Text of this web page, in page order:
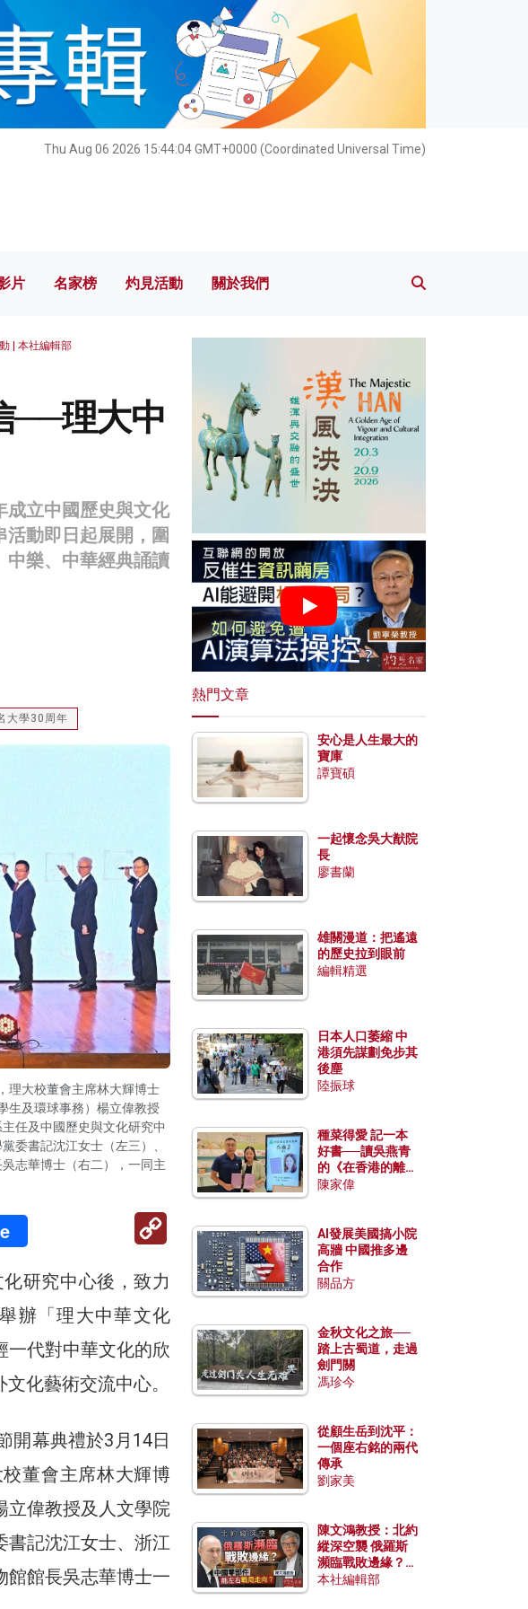
Thu Aug 06 2026 15:44:06 GMT+0000 (Coordinated Universal Time)
影片 名家榜 灼見活動 關於我們
片 名家榜 灼見活動 關於我們
| 本社編輯部
──理大中
成立中國歷史與文化
動即日起展開，圍
中樂、中華經典誦讀
大學30周年
理大校董會主席林大輝博士
生及環球事務）楊立偉教授
任及中國歷史與文化研究中
委書記沈江女士（左三）、
志華博士（右二），一同主
Link
研究中心後，致力
辦「理大中華文化
一代對中華文化的欣
化藝術交流中心。
開幕典禮於3月14日
董會主席林大輝博
立偉教授及人文學院
書記沈江女士、浙江
館館長吳志華博士一
熱門文章
安心是人生最大的
寶庫
譚寶碩
一起懷念吳大猷院
長
廖書蘭
雄關漫道：把遙遠
的歷史拉到眼前
編輯精選
日本人口萎縮 中
港須先謀劃免步其
後塵
陸振球
種菜得愛 記一本
好書──讀吳燕青
的《在香港的離島
種菜》
陳家偉
AI發展美國搞小院
高牆 中國推多邊
合作
關品方
金秋文化之旅──
踏上古蜀道，走過
劍門關
馮珍今
從顧生岳到沈平：
一個座右銘的兩代
傳承
劉家美
陳文鴻教授：北約
縱深空襲 俄羅斯
瀕臨戰敗邊緣？中
國零部件能左右戰
本社編輯部